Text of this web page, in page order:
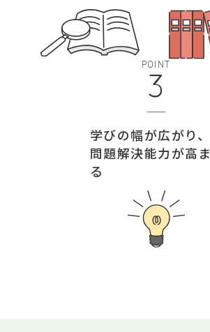
POINT
3
学びの幅が広がり、
問題解決能力が高ま
る